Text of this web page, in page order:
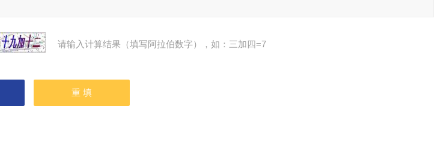
请输入计算结果（填写阿拉伯数字），如：三加四=7